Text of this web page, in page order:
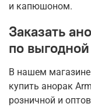
и капюшоном.
Заказать
по
В нашем
купить анорак
розничной и